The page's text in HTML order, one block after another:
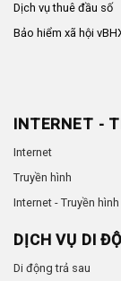
Dịch vụ thuê đầu số
Bảo hiểm xã hội
INTERNET -
Internet
Truyền hình
Internet - Truyền hình
DỊCH VỤ DI
Di động trả sau